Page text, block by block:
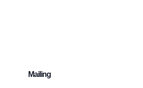
Mailing